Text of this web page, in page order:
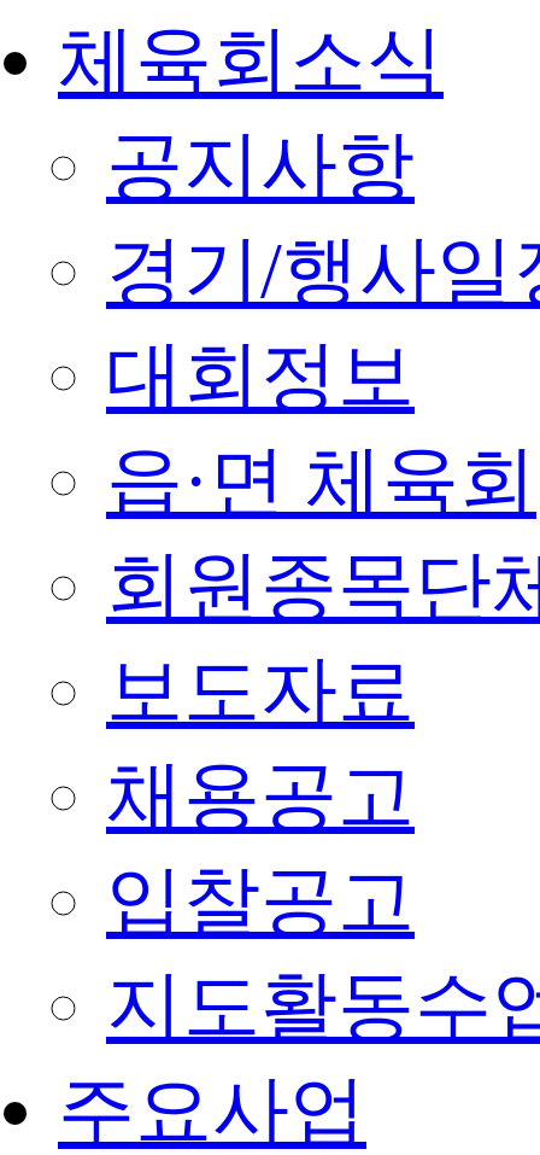
체육회소식
공지사항
경기/행사일
대회정보
읍·면 체육회
회원종목단
보도자료
채용공고
입찰공고
지도활동수
주요사업